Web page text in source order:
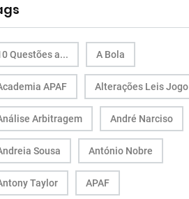
Questões a... A Bola
APAF Alterações Leis Jogo
Arbitragem André Narciso
Sousa António Nobre
Taylor APAF